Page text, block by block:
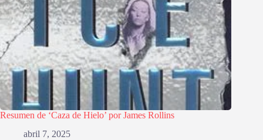
Resumen de ‘Caza de Hielo’ por James Rollins
abril 7, 2025